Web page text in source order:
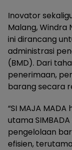
Inovator
Malang, Windra
ini dirancang
administrasi
(BMD). Dari
penerimaan,
barang secara
“SI MAJA
utama
pengelolaan
efisien,